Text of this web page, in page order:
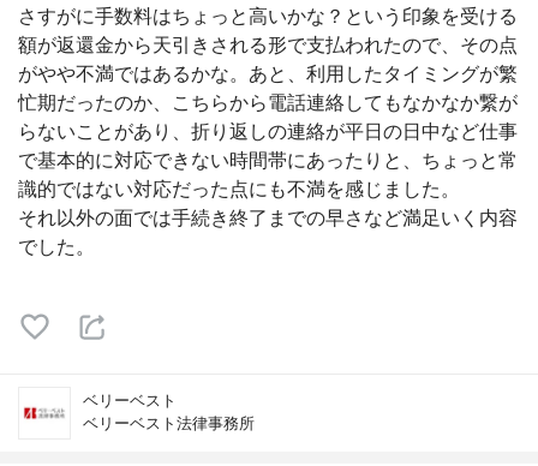
さすがに手数料はちょっと高いかな？という印象を受ける
額が返還金から天引きされる形で支払われたので、その点
がやや不満ではあるかな。あと、利用したタイミングが繁
忙期だったのか、こちらから電話連絡してもなかなか繋が
らないことがあり、折り返しの連絡が平日の日中など仕事
で基本的に対応できない時間帯にあったりと、ちょっと常
識的ではない対応だった点にも不満を感じました。
それ以外の面では手続き終了までの早さなど満足いく内容
でした。
ベリーベスト
ベリーベスト法律事務所